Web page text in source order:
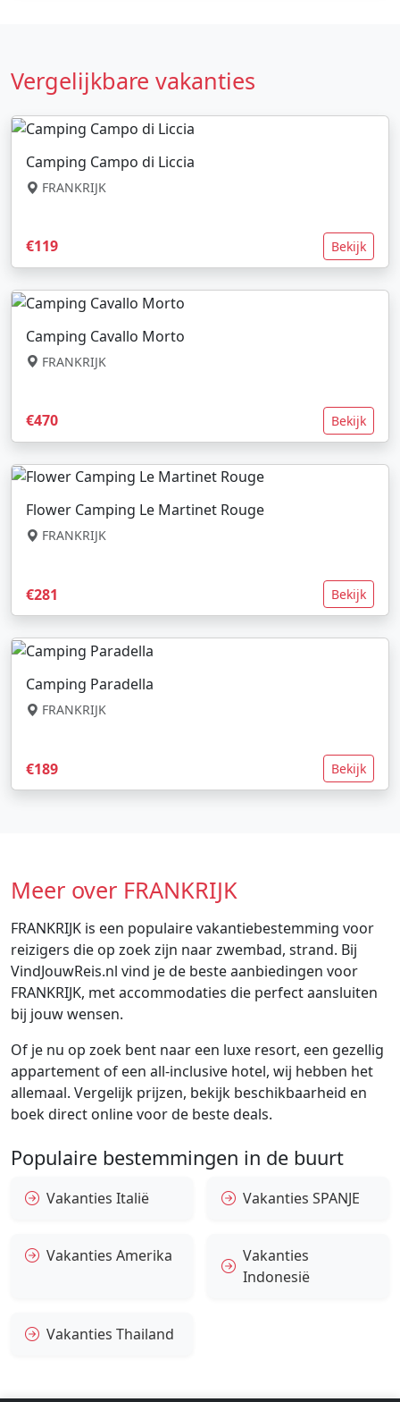
Vergelijkbare vakanties
Camping Campo di Liccia
FRANKRIJK
€119 Bekijk
Camping Cavallo Morto
FRANKRIJK
€470 Bekijk
Flower Camping Le Martinet Rouge
FRANKRIJK
€281 Bekijk
Camping Paradella
FRANKRIJK
€189 Bekijk
Meer over FRANKRIJK
FRANKRIJK is een populaire vakantiebestemming voor
reizigers die op zoek zijn naar zwembad, strand. Bij
VindJouwReis.nl vind je de beste aanbiedingen voor
FRANKRIJK, met accommodaties die perfect aansluiten
bij jouw wensen.
Of je nu op zoek bent naar een luxe resort, een gezellig
appartement of een all-inclusive hotel, wij hebben het
allemaal. Vergelijk prijzen, bekijk beschikbaarheid en
boek direct online voor de beste deals.
Populaire bestemmingen in de buurt
Vakanties Italië Vakanties SPANJE
Vakanties Amerika
Vakanties
Indonesië
Vakanties Thailand